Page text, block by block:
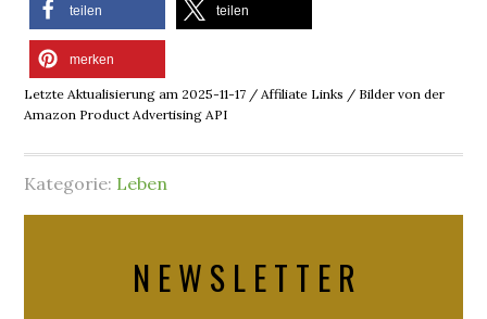
teilen teilen
merken
Letzte Aktualisierung am 2025-11-17 / Affiliate Links / Bilder von der
Amazon Product Advertising API
Kategorie: Leben
N E W S L E T T E R